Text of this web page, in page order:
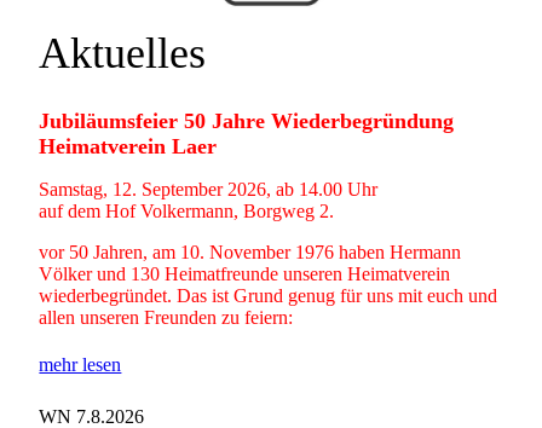
Aktuelles
Jubiläumsfeier 50 Jahre Wiederbegründung
Heimatverein Laer
Samstag, 12. September 2026, ab 14.00 Uhr
auf dem Hof Volkermann, Borgweg 2.
vor 50 Jahren, am 10. November 1976 haben Hermann
Völker und 130 Heimatfreunde unseren Heimatverein
wiederbegründet. Das ist Grund genug für uns mit euch und
allen unseren Freunden zu feiern:
mehr lesen
WN 7.8.2026